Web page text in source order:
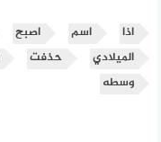
اذا اسم اصبح
الميلادي
حذفت
وسطه